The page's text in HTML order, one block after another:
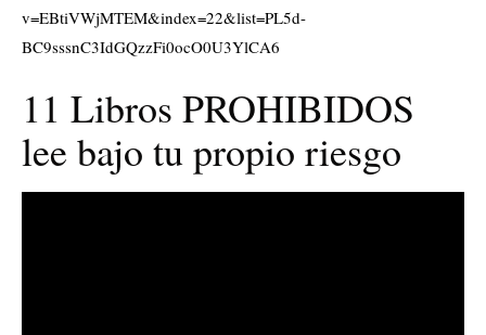
v=EBtiVWjMTEM&index=22&list=PL5d-
BC9sssnC3IdGQzzFi0ocO0U3YlCA6
11 Libros PROHIBIDOS
lee bajo tu propio riesgo